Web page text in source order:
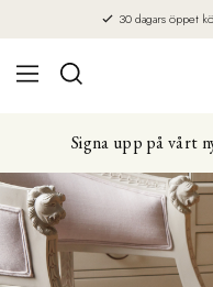
30 dagars öppet
Signa upp på vårt